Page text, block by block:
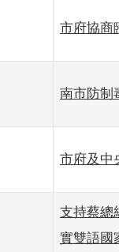
市府協商
南市防制
市府及中
支持蔡總
實雙語國